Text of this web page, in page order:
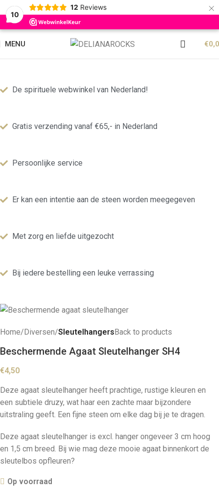
10
12 Reviews ×
MENU €
De spirituele webwinkel van Nederland!
Gratis verzending vanaf €65,- in Nederland
Persoonlijke service
Er kan een intentie aan de steen worden meegegeven
Met zorg en liefde uitgezocht
Bij iedere bestelling een leuke verrassing
Home Diversen Sleutelhangers Back to products
Beschermende Agaat Sleutelhanger SH4
€4,50
Deze agaat sleutelhanger heeft prachtige, rustige kleuren en
een subtiele druzy, wat haar een zachte maar bijzondere
uitstraling geeft. Een fijne steen om elke dag bij je te dragen.
Deze agaat sleutelhanger is excl. hanger ongeveer 3 cm hoog
en 1,5 cm breed. Bij wie mag deze mooie agaat binnenkort de
sleutelbos opfleuren?
Op voorraad